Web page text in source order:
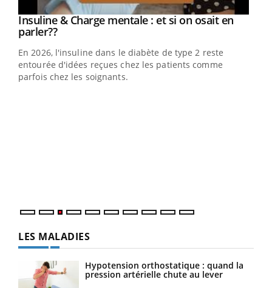
Youtube
Insuline & Charge mentale : et si on osait en
parler??Youtube
En 2026, l'insuline dans le diabète de type 2 reste
entourée d'idées reçues chez les patients comme
parfois chez les soignants.
LES MALADIES
Hypotension orthostatique : quand la
pression artérielle chute au lever